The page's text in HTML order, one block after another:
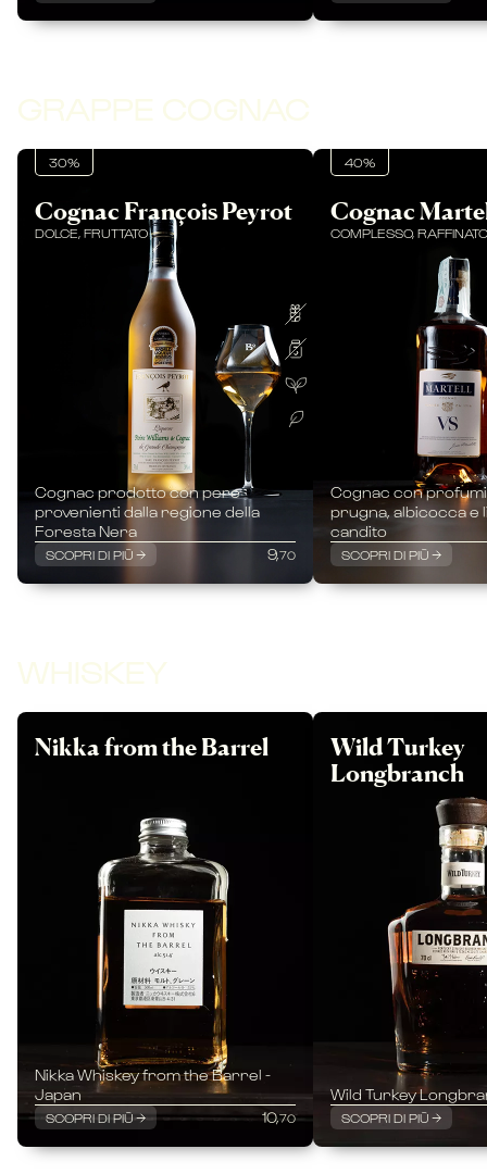
GRAPPE COGNAC
30%
Cognac François Peyrot
DOLCE, FRUTTATO
Cognac prodotto con pere
provenienti dalla regione della
Foresta Nera
SCOPRI DI PIÙ 9,70
40%
Cognac
COMPLESSO, RAFFINATO
Cognac con
prugna, albicocca e
candito
SCOPRI DI PIÙ
WHISKEY
Nikka from the Barrel
Nikka Whiskey from the Barrel -
Japan
SCOPRI DI PIÙ 10,70
Wild Turkey
Longbranch
Wild Turkey
SCOPRI DI PIÙ